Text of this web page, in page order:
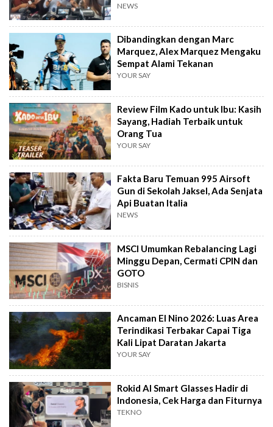
NEWS
Dibandingkan dengan Marc
Marquez, Alex Marquez Mengaku
Sempat Alami Tekanan
YOUR SAY
Review Film Kado untuk Ibu: Kasih
Sayang, Hadiah Terbaik untuk
Orang Tua
YOUR SAY
Fakta Baru Temuan 995 Airsoft
Gun di Sekolah Jaksel, Ada Senjata
Api Buatan Italia
NEWS
MSCI Umumkan Rebalancing Lagi
Minggu Depan, Cermati CPIN dan
GOTO
BISNIS
Ancaman El Nino 2026: Luas Area
Terindikasi Terbakar Capai Tiga
Kali Lipat Daratan Jakarta
YOUR SAY
Rokid AI Smart Glasses Hadir di
Indonesia, Cek Harga dan Fiturnya
TEKNO